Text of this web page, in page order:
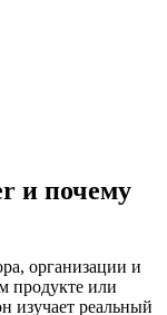
и почему
организации и
продукте или
изучает реальный